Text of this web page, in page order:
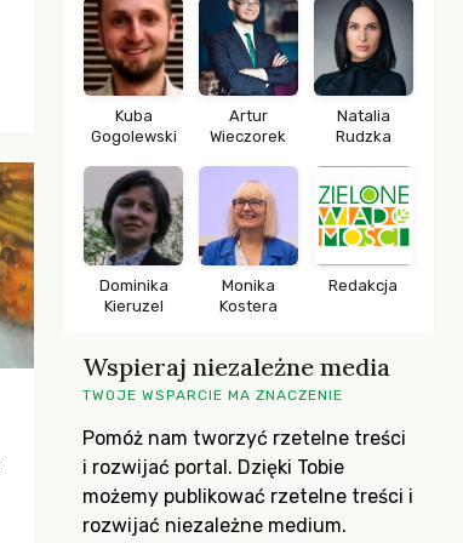
Kuba
Gogolewski
Artur
Wieczorek
Natalia
Rudzka
Dominika
Kieruzel
Monika
Kostera
Redakcja
Wspieraj niezależne media
TWOJE WSPARCIE MA ZNACZENIE
Pomóż nam tworzyć rzetelne treści
i rozwijać portal. Dzięki Tobie
możemy publikować rzetelne treści i
rozwijać niezależne medium.